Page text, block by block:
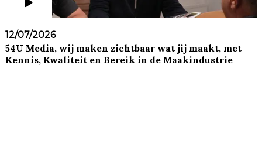
12/07/2026
54U Media, wij maken zichtbaar wat jij maakt, met
Kennis, Kwaliteit en Bereik in de Maakindustrie